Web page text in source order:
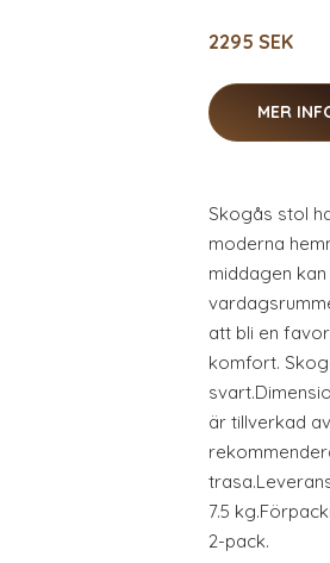
2295 SEK
MER
Skogås stol
moderna
middagen
att bli en
komfort.
är tillverkad
7.5
2-pack.